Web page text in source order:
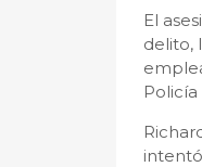
El
delito,